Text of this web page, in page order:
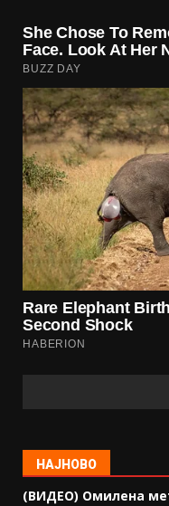
НАЈНОВО
(ВИДЕО) Омилена